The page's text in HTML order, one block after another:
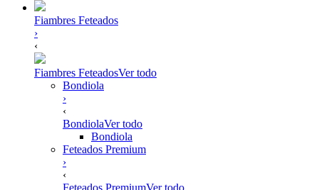
Fiambres Feteados
›
‹
Fiambres FeteadosVer todo
Bondiola
›
‹
BondiolaVer todo
Bondiola
Feteados Premium
›
‹
Feteados PremiumVer todo